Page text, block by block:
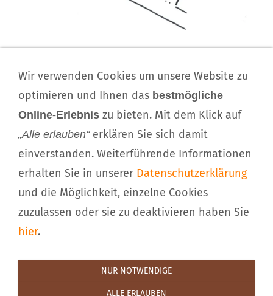
Impressum
Kontakt
Download
Haftungsausschluss
Sitemap
Datenschutzerklärung
Cookieeinwilligung
© Kindergartenland e.V., Kinderhaus »SPIEL MIT
Telefon: 09391 3215 ·
Wir verwenden Cookies um unsere Website zu
optimieren und Ihnen das bestmögliche
Online-Erlebnis zu bieten. Mit dem Klick auf
„Alle erlauben“erklären Sie sich damit
einverstanden. Weiterführende Informationen
erhalten Sie in unserer Datenschutzerklärung
und die Möglichkeit, einzelne Cookies
zuzulassen oder sie zu deaktivieren haben Sie
hier.
NUR NOTWENDIGE
ALLE ERLAUBEN